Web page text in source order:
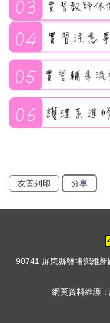
友善列印 分享
90741 屏東縣鹽埔鄉維
網頁資料維護